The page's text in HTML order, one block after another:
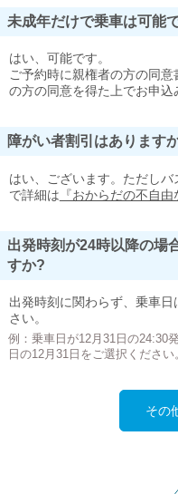
未成年だけで乗車は可能
はい、可能です。
ご予約時に親権者の方の同
の方の同意を得た上でお申込
障がい者割引はあります
はい、ございます。ただし
で詳細は 『おからだの不自由
出発時刻が24時以降の場
すか?
出発時刻に関わらず、乗車
さい。
例：乗車日が12月31日の24:30
日の12月31日をご選択ください
その